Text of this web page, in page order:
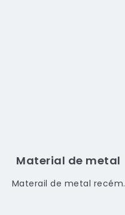
Material de metal
Materail de metal recém.